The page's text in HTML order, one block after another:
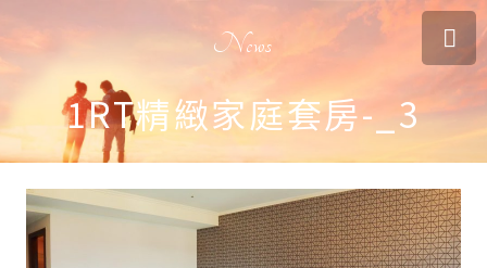
News
1RT精緻家庭套房-_3